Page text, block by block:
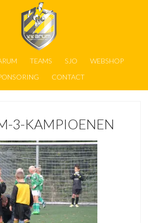
TEAMS SJO
WEBSHOP
CONTACT
3-KAMPIOENEN